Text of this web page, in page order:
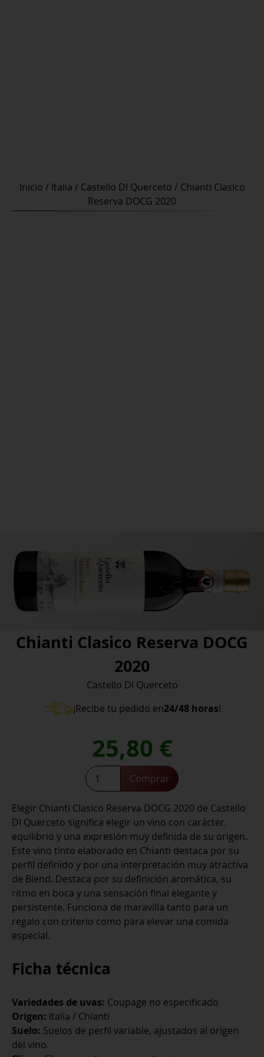
Inicio / Italia / Castello DI Querceto / Chianti Clasico
Reserva DOCG 2020
Chianti Clasico Reserva DOCG
2020
Castello DI Querceto
¡Recibe tu pedido en24/48 horas!
25,80 €
Chianti
Clasico
DOCG
2020
cantidad
Comprar
Elegir Chianti Clasico Reserva DOCG 2020 de Castello
DI Querceto significa elegir un vino con carácter,
equilibrio y una expresión muy definida de su origen.
Este vino tinto elaborado en Chianti destaca por su
perfil definido y por una interpretación muy atractiva
de Blend. Destaca por su definición aromática, su
ritmo en boca y una sensación final elegante y
persistente. Funciona de maravilla tanto para un
regalo con criterio como para elevar una comida
especial.
Ficha técnica
Variedades de uvas: Coupage no especificado
Origen: Italia / Chianti
Suelo: Suelos de perfil variable, ajustados al origen
del vino.